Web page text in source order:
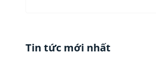
Tin tức mới nhất